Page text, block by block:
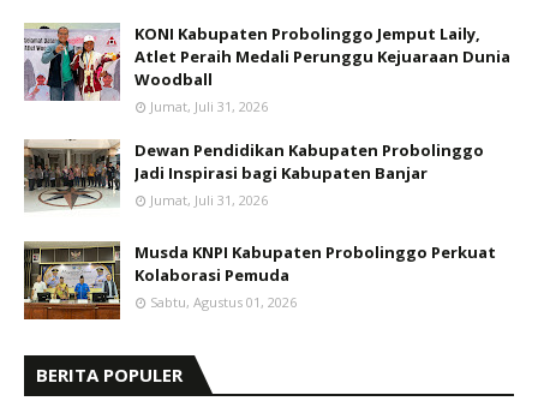
KONI Kabupaten Probolinggo Jemput Laily,
Atlet Peraih Medali Perunggu Kejuaraan Dunia
Woodball
Jumat, Juli 31, 2026
Dewan Pendidikan Kabupaten Probolinggo
Jadi Inspirasi bagi Kabupaten Banjar
Jumat, Juli 31, 2026
Musda KNPI Kabupaten Probolinggo Perkuat
Kolaborasi Pemuda
Sabtu, Agustus 01, 2026
BERITA POPULER